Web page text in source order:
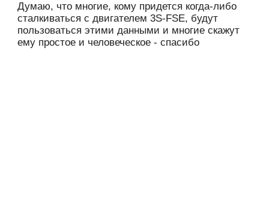
Думаю, что многие, кому придется когда-либо
сталкиваться с двигателем 3S-FSE, будут
пользоваться этими данными и многие скажут
ему простое и человеческое - спасибо